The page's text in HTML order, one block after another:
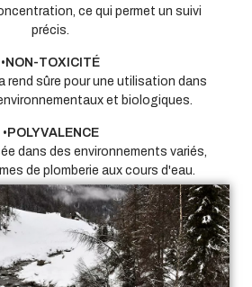
ce qui permet un suivi
précis.
• NON-TOXICIT É
rend sûre pour une utilisation dans
et biologiques.
• POLYVALENCE
dans des environnements variés,
de plomberie aux cours d'eau.